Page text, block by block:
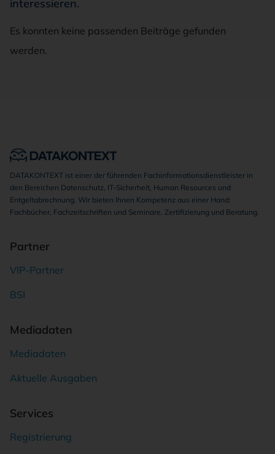
interessieren.
Es konnten keine passenden Beiträge gefunden
werden.
DATAKONTEXT ist einer der führenden Fachinformationsdienstleister in
den Bereichen Datenschutz, IT-Sicherheit, Human Resources und
Entgeltabrechnung. Wir bieten Ihnen Kompetenz aus einer Hand:
Fachbücher, Fachzeitschriften und Seminare, Zertifizierung und Beratung.
Partner
VIP-Partner
BSI
Mediadaten
Mediadaten
Aktuelle Ausgaben
Services
Registrierung